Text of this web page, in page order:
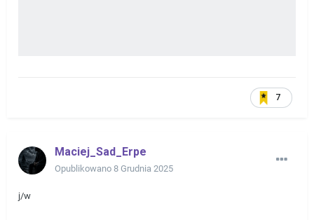
7
Maciej_Sad_Erpe
Opublikowano 8 Grudnia 2025
j/w